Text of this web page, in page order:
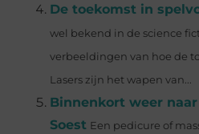
De toekomst in
wel bekend in de science
verbeeldingen van hoe de
Lasers zijn het wapen van...
Binnenkort weer
Soest Een pedicure of